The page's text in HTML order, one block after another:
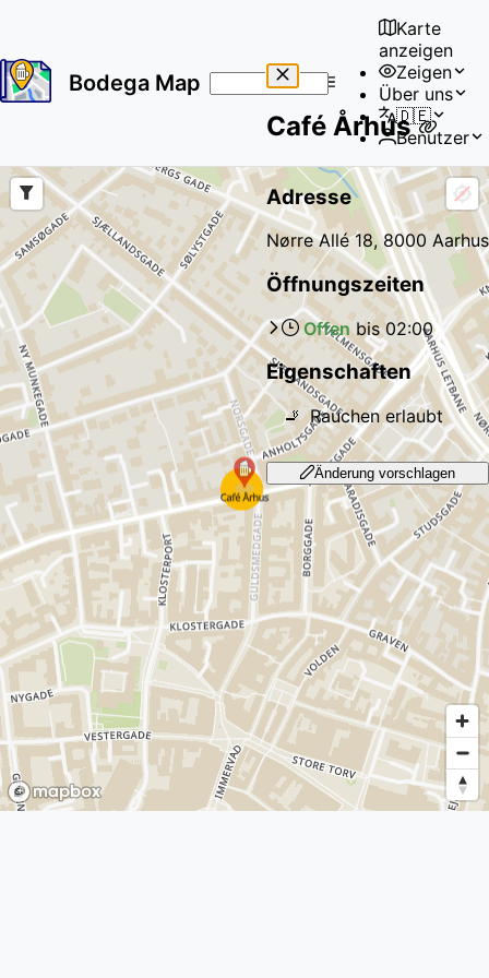
Bodega Map
Karte
anzeigen
Zeigen
Über uns
🇩🇪
Benutzer
Café Århus
Adresse
Nørre Allé 18, 8000 Aarhus
Öffnungszeiten
Offenbis02:00
Eigenschaften
🚬 Rauchen erlaubt
Änderung vorschlagen